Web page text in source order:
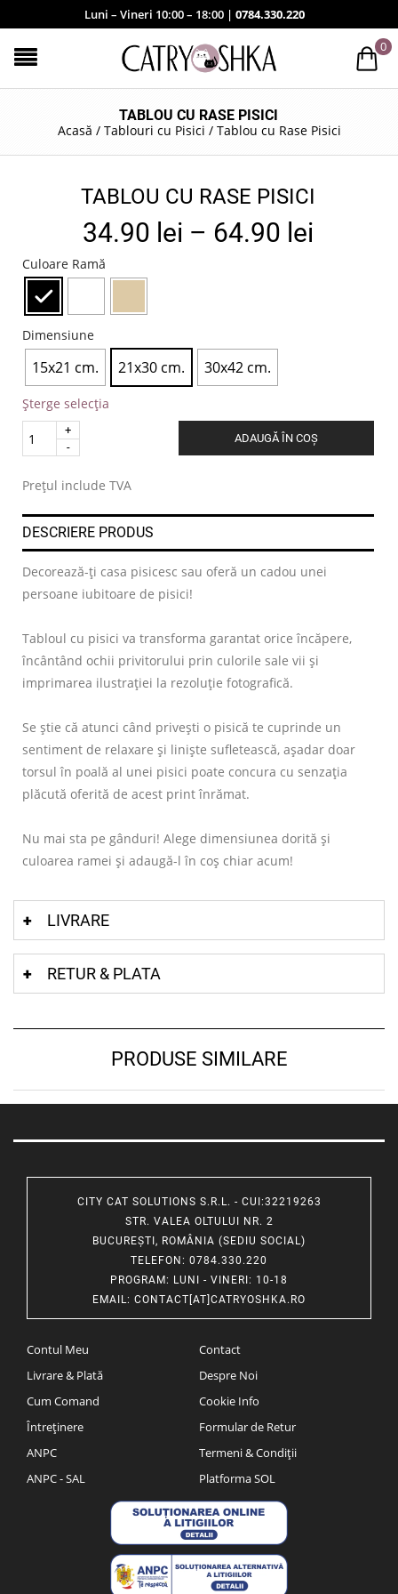
Luni – Vineri 10:00 – 18:00 | 0784.330.220
0
TABLOU CU RASE PISICI
Acasă / Tablouri cu Pisici / Tablou cu Rase Pisici
TABLOU CU RASE PISICI
34.90 lei – 64.90 lei
Culoare Ramă
Dimensiune
15x21 cm. 21x30 cm. 30x42 cm.
Șterge selecția
Quantity
ADAUGĂ ÎN COȘ
Prețul include TVA
DESCRIERE PRODUS
Decorează-ți casa pisicesc sau oferă un cadou unei
persoane iubitoare de pisici!
Tabloul cu pisici va transforma garantat orice încăpere,
încântând ochii privitorului prin culorile sale vii și
imprimarea ilustrației la rezoluție fotografică.
Se știe că atunci când privești o pisică te cuprinde un
sentiment de relaxare și liniște sufletească, așadar doar
torsul în poală al unei pisici poate concura cu senzația
plăcută oferită de acest print înrămat.
Nu mai sta pe gânduri! Alege dimensiunea dorită și
culoarea ramei și adaugă-l în coș chiar acum!
LIVRARE
RETUR & PLATA
PRODUSE SIMILARE
CITY CAT SOLUTIONS S.R.L. - CUI:32219263
STR. VALEA OLTULUI NR. 2
BUCUREȘTI, ROMÂNIA (SEDIU SOCIAL)
TELEFON : 0784.330.220
PROGRAM: LUNI - VINERI: 10-18
EMAIL: CONTACT[AT]CATRYOSHKA.RO
Contul Meu
Livrare & Plată
Cum Comand
Întreținere
ANPC
ANPC - SAL
Contact
Despre Noi
Cookie Info
Formular de Retur
Termeni & Condiții
Platforma SOL